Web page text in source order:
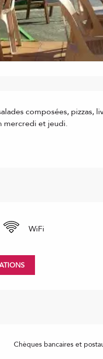
composées, pizzas,
mercredi et jeudi.
WiFi
Chèques bancaires et